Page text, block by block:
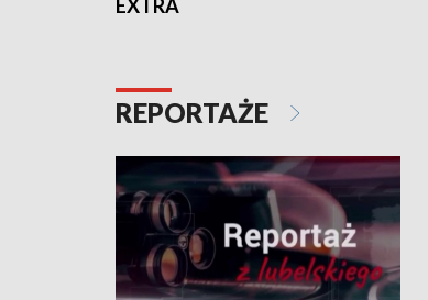
EXTRA
REPORTAŻE